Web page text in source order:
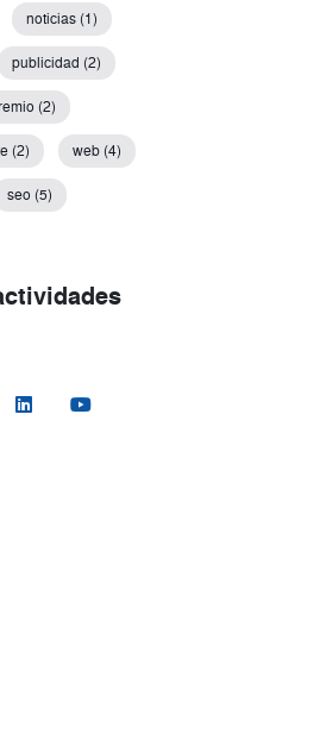
noticias (1)
publicidad (2)
(2)
(2) web (4)
seo (5)